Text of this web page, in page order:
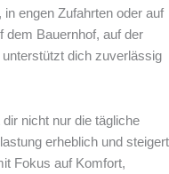
engen Zufahrten oder auf
dem Bauernhof, auf der
dich zuverlässig
nicht nur die tägliche
erheblich und steigert
Fokus auf Komfort,